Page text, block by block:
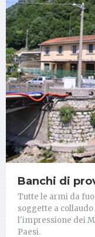
Banchi di
Tutte le armi da
soggette a
l'impressione dei
Paesi.